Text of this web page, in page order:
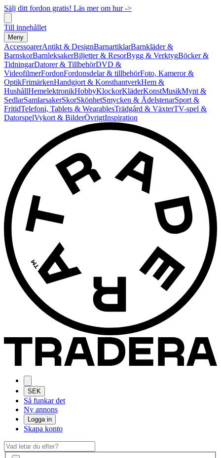
Sälj ditt fordon gratis! Läs mer om hur ->
Till innehållet
Meny
AccessoarerAntikt & DesignBarnartiklarBarnkläder &
BarnskorBarnleksakerBiljetter & ResorBygg & VerktygBöcker &
TidningarDatorer & TillbehörDVD &
VideofilmerFordonFordonsdelar & tillbehörFoto, Kameror &
OptikFrimärkenHandgjort & KonsthantverkHem &
HushållHemelektronikHobbyKlockorKläderKonstMusikMynt &
SedlarSamlarsakerSkorSkönhetSmycken & ÄdelstenarSport &
FritidTelefoni, Tablets & WearablesTrädgård & VäxterTV-spel &
DatorspelVykort & BilderÖvrigtInspiration
SEK
Så funkar det
Ny annons
Logga in
Skapa konto